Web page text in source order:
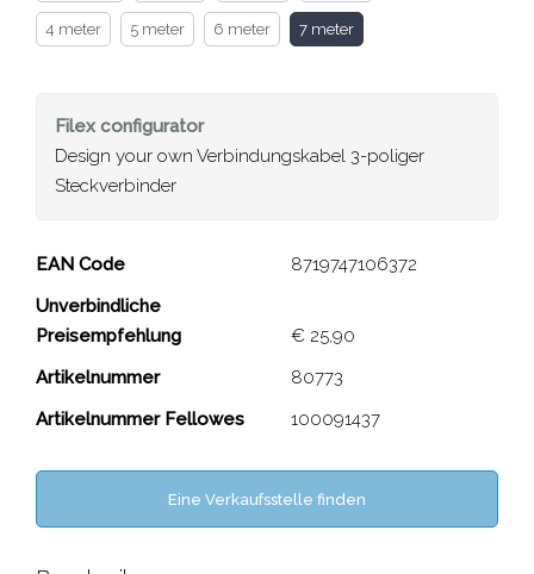
4 meter 5 meter 6 meter 7 meter
Filex configurator
Design your own Verbindungskabel 3-poliger
Steckverbinder
Verbindungskabel 3-
poliger Steckverbinder
EAN Code
8719747106372
Unverbindliche
Preisempfehlung
€ 25,90
Artikelnummer
80773
Artikelnummer Fellowes
100091437
Eine Verkaufsstelle finden